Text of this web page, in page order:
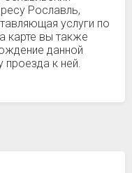
Рославль,
услуги по
карте вы также
данной
проезда к ней.